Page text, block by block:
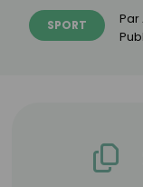
SPORT Par